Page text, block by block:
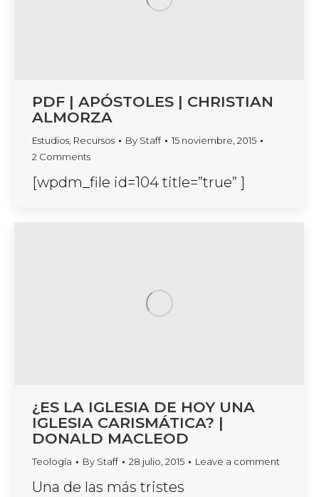
PDF | APÓSTOLES | CHRISTIAN
ALMORZA
Estudios Recursos By Staff
15 noviembre, 2015
2 Comments
[wpdm_file id=104 title=”true” ]
¿ES LA IGLESIA DE HOY UNA
IGLESIA CARISMÁTICA? |
DONALD MACLEOD
Teología By Staff 28 julio, 2015 Leave a comment
Una de las más tristes